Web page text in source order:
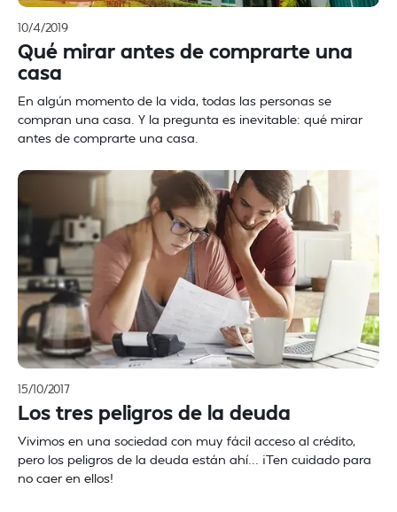
10/4/2019
Qué mirar antes de comprarte una
casa
En algún momento de la vida, todas las personas se
compran una casa. Y la pregunta es inevitable: qué mirar
antes de comprarte una casa.
15/10/2017
Los tres peligros de la deuda
Vivimos en una sociedad con muy fácil acceso al crédito,
pero los peligros de la deuda están ahí... ¡Ten cuidado para
no caer en ellos!